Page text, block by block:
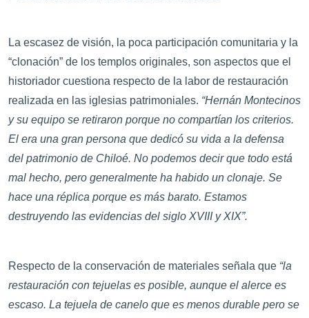
La escasez de visión, la poca participación comunitaria y la
“clonación” de los templos originales, son aspectos que el
historiador cuestiona respecto de la labor de restauración
realizada en las iglesias patrimoniales. “Hernán Montecinos
y su equipo se retiraron porque no compartían los criterios.
El era una gran persona que dedicó su vida a la defensa
del patrimonio de Chiloé. No podemos decir que todo está
mal hecho, pero generalmente ha habido un clonaje. Se
hace una réplica porque es más barato. Estamos
destruyendo las evidencias del siglo XVIII y XIX”.
Respecto de la conservación de materiales señala que “la
restauración con tejuelas es posible, aunque el alerce es
escaso. La tejuela de canelo que es menos durable pero se